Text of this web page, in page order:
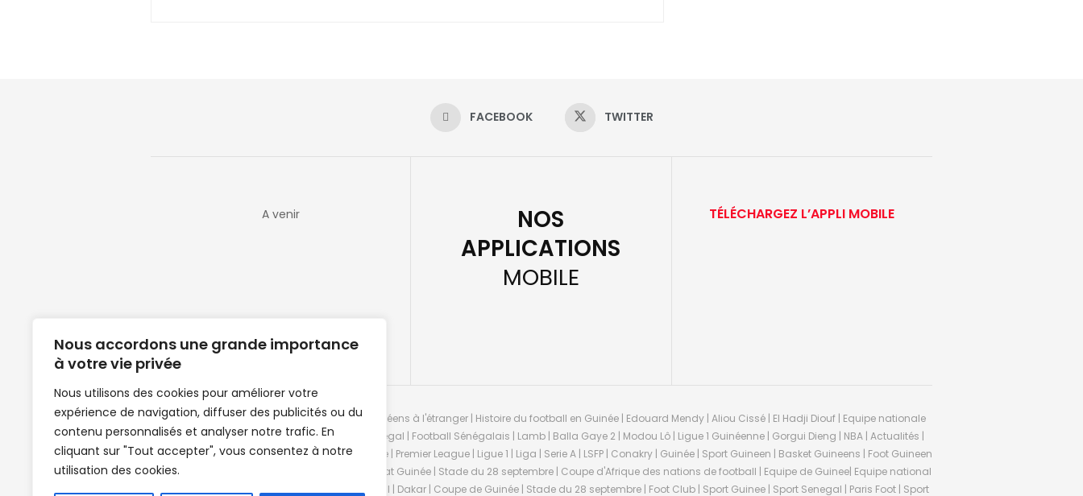
Nous accordons une grande importance
à votre vie privée
Nous utilisons des cookies pour améliorer votre
expérience de navigation, diffuser des publicités ou du
contenu personnalisés et analyser notre trafic. En
cliquant sur "Tout accepter", vous consentez à notre
utilisation des cookies.
FACEBOOK TWITTER
A venir
NOS
APPLICATIONS
MOBILE
TÉLÉCHARGEZ L’APPLI MOBILE
Clubs de football en Guinée | Footballeurs guinéens à l'étranger | Histoire du football en Guinée | Edouard Mendy | Aliou Cissé | El Hadji Diouf | Equipe nationale
de Guinée de football | Mercato | Lions du Sénégal | Football Sénégalais | Lamb | Balla Gaye 2 | Modou Lô | Ligue 1 Guinéenne | Gorgui Dieng | NBA | Actualités |
News | Match en direct | But | Actualité au Guinée | Premier League | Ligue 1 | Liga | Serie A | LSFP | Conakry | Guinée | Sport Guineen | Basket Guineens | Foot Guineen
| Handball Guinee | Match Guinee | Championnat Guinée | Stade du 28 septembre | Coupe d'Afrique des nations de football | Equipe de Guinee| Equipe national
de Guinée | Senegal Equipe | Guinée | Le Senegal | Dakar | Coupe de Guinée | Stade du 28 septembre | Foot Club | Sport Guinee | Sport Senegal | Paris Foot | Sport